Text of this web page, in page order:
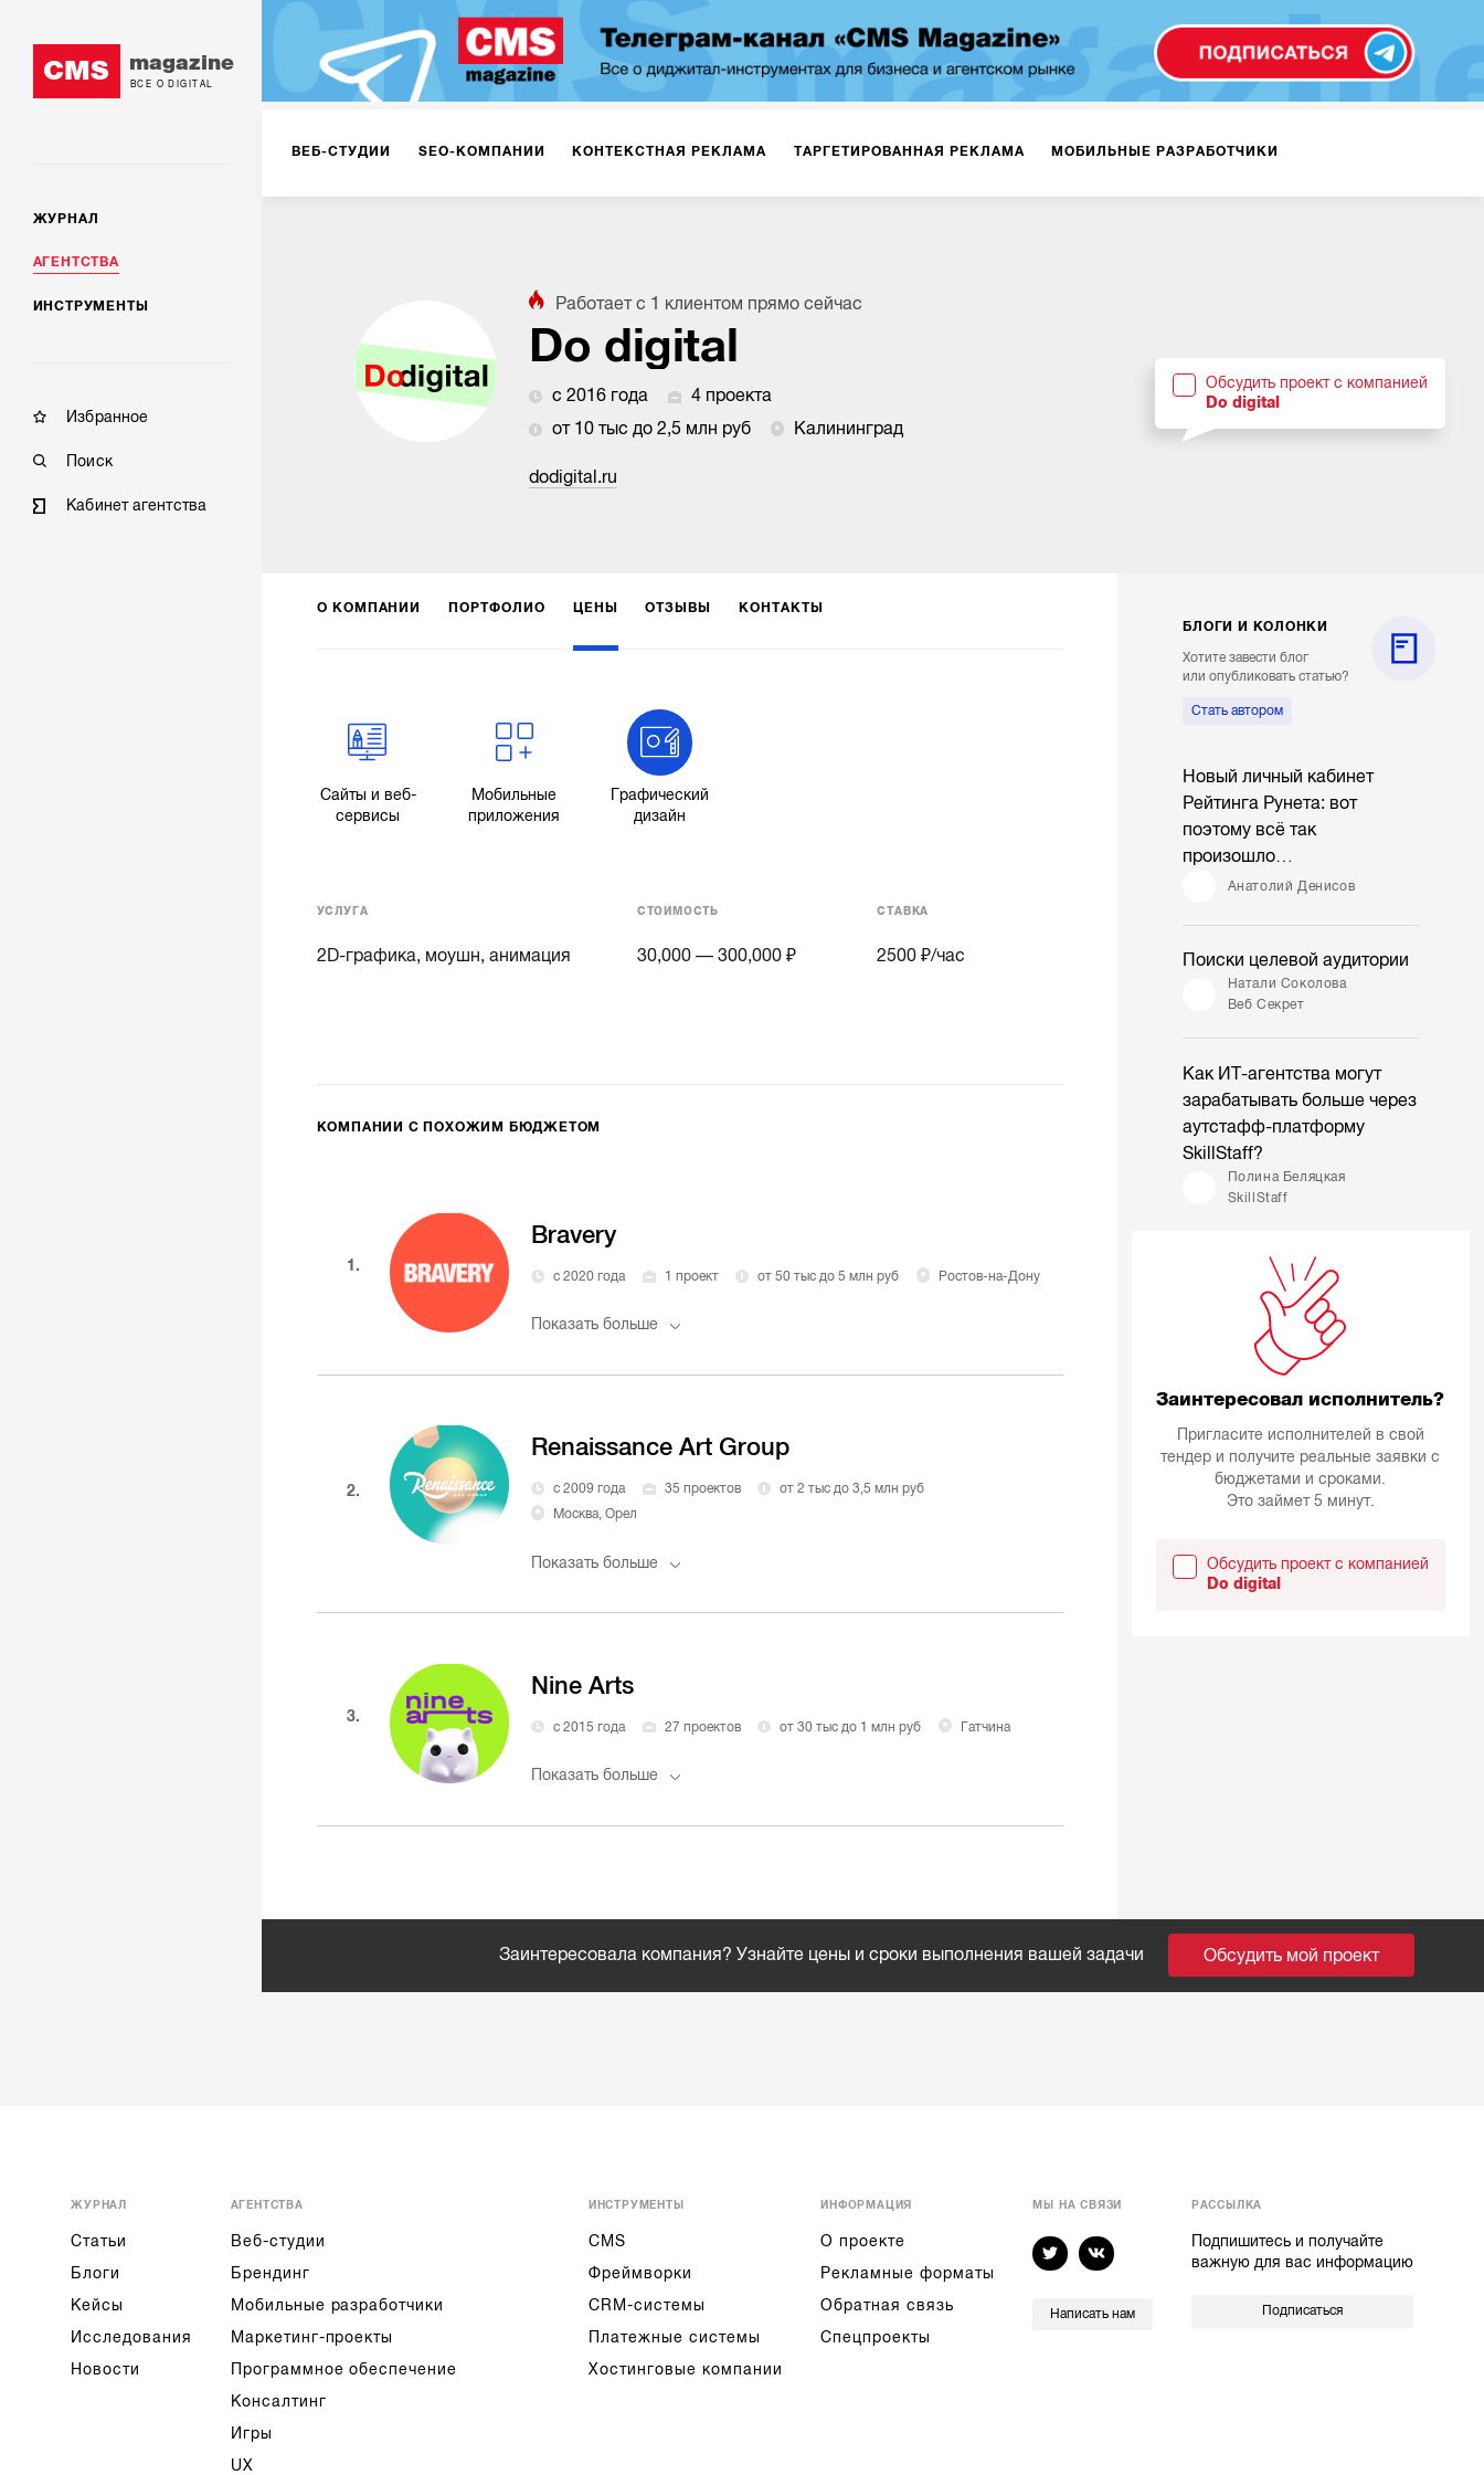
CMS magazine
ВСЕ О DIGITAL
ЖУРНАЛ
АГЕНТСТВА
ИНСТРУМЕНТЫ
Избранное
Поиск
Кабинет агентства
ВЕБ-СТУДИИ SEO-КОМПАНИИ КОНТЕКСТНАЯ РЕКЛАМА ТАРГЕТИРОВАННАЯ РЕКЛАМА МОБИЛЬНЫЕ РАЗРАБОТЧИКИ
РЕКЛАМА НА ИНТЕРНЕТ-ПЛОЩАДКАХ РАБОТА С МАРКЕТПЛЕЙСАМИ
Работает с 1 клиентом прямо сейчас
Do digital
с 2016 года
4 проекта
от 10 тыс до 2,5 млн руб
Калининград
dodigital.ru
Обсудить проект с компанией
Do digital
О КОМПАНИИ ПОРТФОЛИО ЦЕНЫ ОТЗЫВЫ КОНТАКТЫ
Сайты и веб-
сервисы
Мобильные
приложения
Графический
дизайн
УСЛУГА СТОИМОСТЬ СТАВКА
2D-графика, моушн, анимация 30,000 — 300,000 ₽ 2500 ₽/час
КОМПАНИИ С ПОХОЖИМ БЮДЖЕТОМ
1.
Bravery
с 2020 года 1 проект от 50 тыс до 5 млн руб Ростов-на-Дону
Показать больше
2.
Renaissance Art Group
с 2009 года 35 проектов
от 2 тыс до 3,5 млн руб
Москва, Орел
Показать больше
3.
Nine Arts
с 2015 года 27 проектов от 30 тыс до 1 млн руб Гатчина
Показать больше
БЛОГИ И КОЛОНКИ
Хотите завести блог
или опубликовать статью?
Стать автором
Новый личный кабинет
Рейтинга Рунета: вот
поэтому всё так
произошло…
Анатолий Денисов
Поиски целевой аудитории
Натали Соколова
Веб Секрет
Как ИТ-агентства могут
зарабатывать больше через
аутстафф-платформу
SkillStaff?
Полина Беляцкая
SkillStaff
Заинтересовал исполнитель?
Пригласите исполнителей в свой
тендер и получите реальные заявки с
бюджетами и сроками.
Это займет 5 минут.
Обсудить проект с компанией
Do digital
Заинтересовала компания? Узнайте цены и сроки выполнения вашей задачи Обсудить мой проект
ЖУРНАЛ
Статьи
Блоги
Кейсы
Исследования
Новости
АГЕНТСТВА
Веб-студии
Брендинг
Мобильные разработчики
Маркетинг-проекты
Программное обеспечение
Консалтинг
Игры
UX
ИНСТРУМЕНТЫ
CMS
Фреймворки
CRM-системы
Платежные системы
Хостинговые компании
ИНФОРМАЦИЯ
О проекте
Рекламные форматы
Обратная связь
Спецпроекты
МЫ НА СВЯЗИ
Написать нам
РАССЫЛКА
Подпишитесь и получайте
важную для вас информацию
Подписаться